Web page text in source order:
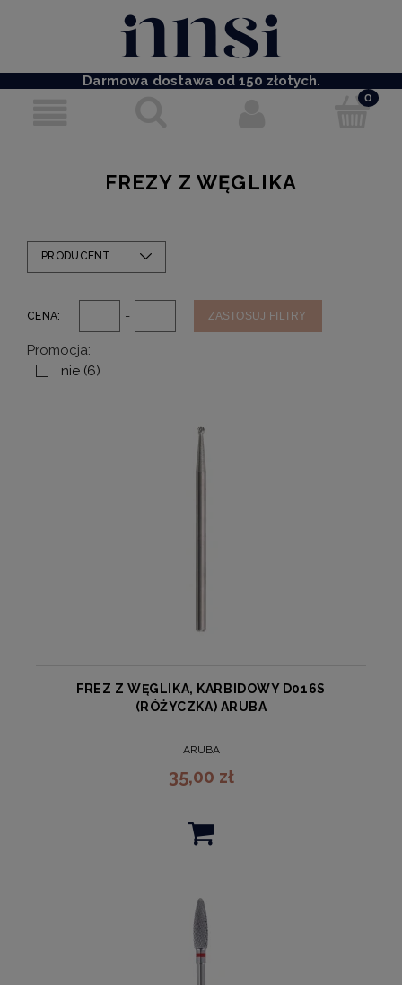
Darmowa dostawa od 150 złotych.
FREZY Z WĘGLIKA
PRODUCENT
CENA: - ZASTOSUJ FILTRY
Promocja:
nie (6)
FREZ Z WĘGLIKA, KARBIDOWY D016S
(RÓŻYCZKA) ARUBA
ARUBA
35,00 zł